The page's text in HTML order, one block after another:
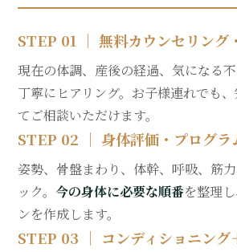
STEP 01 ｜ 無料カウンセリング
現在の体調、産後の経過、気になる
丁寧にヒアリング。お子様連れでも
てご相談いただけます。
STEP 02 ｜ 身体評価・プログラ
姿勢、骨盤まわり、体幹、呼吸、筋
ック。今の身体に必要な順番を整理
ンを作成します。
STEP 03 ｜ コンディショニン